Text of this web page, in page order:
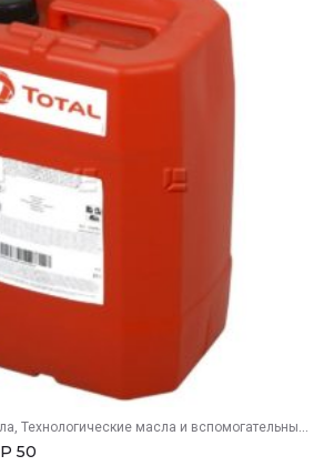
Технологические масла и вспомогательные продукты
50